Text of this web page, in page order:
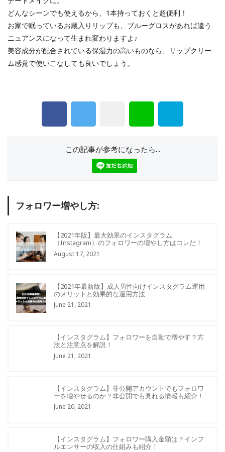
どんなシーンでも使えるから、1本持っておくと超便利！
お家で眠っているお蔵入りリップも、ブルーグロスがあれば違う
ニュアンスになって生まれ変わりますよ♪
美容成分が配合されている保湿力の高いものなら、リップクリー
ム感覚で使いこなしても良いでしょう。
この記事が参考になったら...
フォロワー増やし方:
【2021年版】最大効果のインスタグラム
（Instagram）のフォロワーの増やし方はコレだ！
August 17, 2021
【2021年最新版】成人男性向けインスタグラム運用
のメリットと効果的な運用方法
June 21, 2021
【インスタグラム】フォロワーを自動で増やす？方
法と注意点を解説！
June 21, 2021
【インスタグラム】非公開アカウントでもフォロワ
ーを増やせるのか？非公開でも見れる情報も紹介！
June 20, 2021
【インスタグラム】フォロワー購入金額は？インフ
ルエンサーの収入の仕組みも紹介！